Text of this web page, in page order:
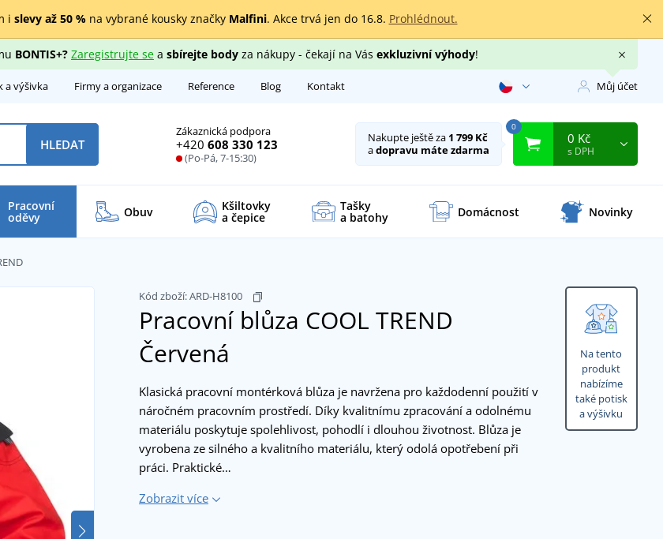
i slevy až 50 %na vybrané kousky značky Malfini. Akce trvá jen do 16.8. Prohlédnout.
BONTIS+? Zaregistrujte sea sbírejte bodyza nákupy - čekají na Vás exkluzivní výhody!
a výšivka Firmy a organizace Reference Blog Kontakt Můj účet
Zákaznická podpora
+420 608 330 123
(Po-Pá, 7-15:30)
HLEDAT Nakupte ještě za 1 799 Kč
adopravu máte zdarma
0
0 Kč
s DPH
Pracovní
oděvy Obuv Kšiltovky
a čepice
Tašky
a batohy Domácnost Novinky
Na tento
produkt
nabízíme
také potisk
a výšivku
Kód zboží:ARD-H8100
Pracovní blůza COOL TREND
Červená
Klasická pracovní montérková blůza je navržena pro každodenní použití v
náročném pracovním prostředí. Díky kvalitnímu zpracování a odolnému
materiálu poskytuje spolehlivost, pohodlí i dlouhou životnost. Blůza je
vyrobena ze silného a kvalitního materiálu, který odolá opotřebení při
práci. Praktické…
Zobrazit více